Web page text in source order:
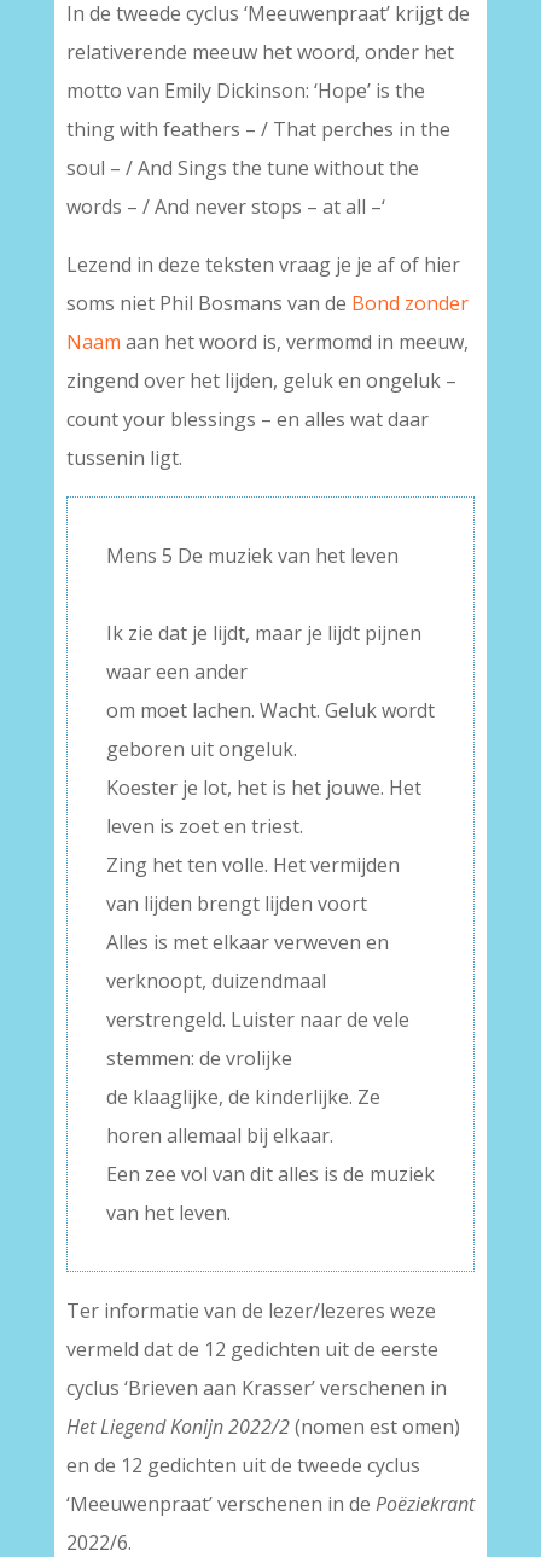
In de tweede cyclus ‘Meeuwenpraat’ krijgt de
relativerende meeuw het woord, onder het
motto van Emily Dickinson: ‘Hope’ is the
thing with feathers – / That perches in the
soul – / And Sings the tune without the
words – / And never stops – at all –‘
Lezend in deze teksten vraag je je af of hier
soms niet Phil Bosmans van de Bond zonder
Naam aan het woord is, vermomd in meeuw,
zingend over het lijden, geluk en ongeluk –
count your blessings – en alles wat daar
tussenin ligt.
Mens 5 De muziek van het leven
Ik zie dat je lijdt, maar je lijdt pijnen
waar een ander
om moet lachen. Wacht. Geluk wordt
geboren uit ongeluk.
Koester je lot, het is het jouwe. Het
leven is zoet en triest.
Zing het ten volle. Het vermijden
van lijden brengt lijden voort
Alles is met elkaar verweven en
verknoopt, duizendmaal
verstrengeld. Luister naar de vele
stemmen: de vrolijke
de klaaglijke, de kinderlijke. Ze
horen allemaal bij elkaar.
Een zee vol van dit alles is de muziek
van het leven.
Ter informatie van de lezer/lezeres weze
vermeld dat de 12 gedichten uit de eerste
cyclus ‘Brieven aan Krasser’ verschenen in
Het Liegend Konijn 2022/2(nomen est omen)
en de 12 gedichten uit de tweede cyclus
‘Meeuwenpraat’ verschenen in de Poëziekrant
2022/6.